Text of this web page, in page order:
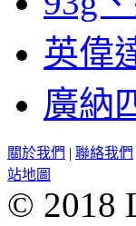
英偉
廣納
關於我們 | 聯絡我們
站地圖
© 2018